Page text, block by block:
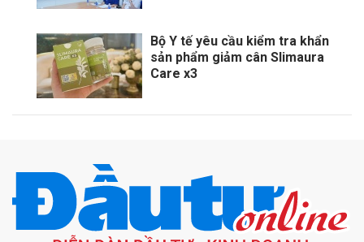
Bộ Y tế yêu cầu kiểm tra khẩn
sản phẩm giảm cân Slimaura
Care x3